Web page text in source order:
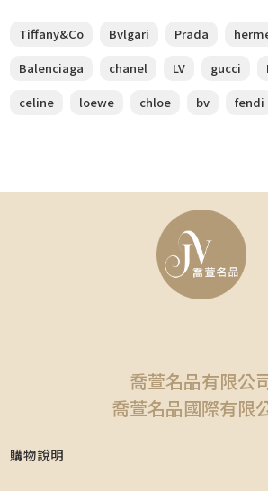
Tiffany&Co Bvlgari Prada
Balenciaga
chanel LV gucci
celine
loewe chloe bv fendi
喬萱名品有限公
喬萱名品國際有限
購物說明